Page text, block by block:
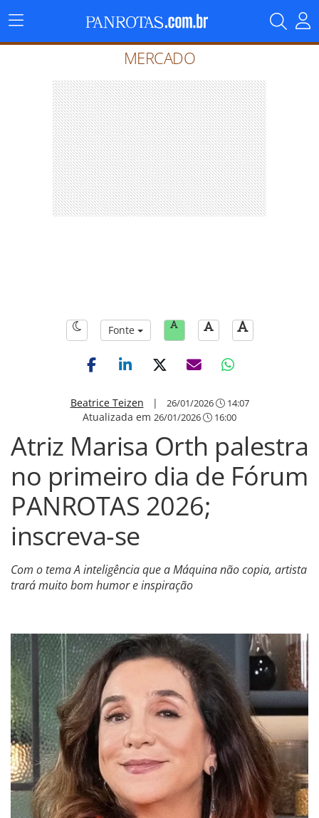
Menu
Principal
MERCADO
Fonte
Beatrice Teizen | 26/01/2026 14:07
Atualizada em 26/01/2026 16:00
Atriz Marisa Orth palestra
no primeiro dia de Fórum
PANROTAS 2026;
inscreva-se
Com o tema A inteligência que a Máquina não copia, artista
trará muito bom humor e inspiração